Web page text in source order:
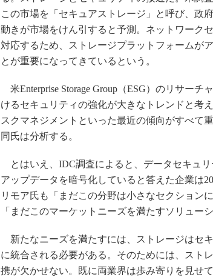
この市場を「セキュアストレージ」と呼び、政
動きが市場をけん引すると予測。ネットワーク
対応するため、ストレージプラットフォームが
とが重要になってきているという。
米Enterprise Storage Group（ESG）のリサー
けるセキュリティの強化が大きなトレンドと考
スクマネジメントといった最近の傾向がすべて
同氏は分析する。
とはいえ、IDC調査によると、データセキュ
アップデータを暗号化していると答えた企業は
リモア氏も「まだこの分野は小さなセクション
「まだこのマーケットニーズを満たすソリュー
新たなニーズを満たすには、ストレージはセ
に統合される必要がある。そのためには、スト
携が欠かせない。既に両業界は歩み寄りを見せ